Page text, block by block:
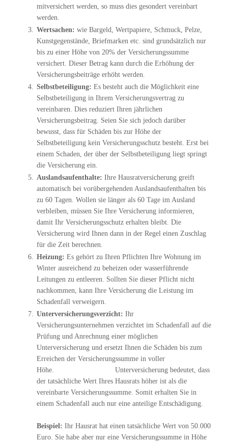
mitversichert werden, so muss dies gesondert vereinbart
werden.
Wertsachen: wie Bargeld, Wertpapiere, Schmuck, Pelze,
Kunstgegenstände, Briefmarken etc. sind grundsätzlich nur
bis zu einer Höhe von 20% der Versicherungssumme
versichert. Dieser Betrag kann durch die Erhöhung der
Versicherungsbeiträge erhöht werden.
Selbstbeteiligung: Es besteht auch die Möglichkeit eine
Selbstbeteiligung in Ihrem Versicherungsvertrag zu
vereinbaren. Dies reduziert Ihren jährlichen
Versicherungsbeitrag. Seien Sie sich jedoch darüber
bewusst, dass für Schäden bis zur Höhe der
Selbstbeteiligung kein Versicherungsschutz besteht. Erst bei
einem Schaden, der über der Selbstbeteiligung liegt springt
die Versicherung ein.
Auslandsaufenthalte: Ihre Hausratversicherung greift
automatisch bei vorübergehenden Auslandsaufenthalten bis
zu 60 Tagen. Wollen sie länger als 60 Tage im Ausland
verbleiben, müssen Sie Ihre Versicherung informieren,
damit Ihr Versicherungsschutz erhalten bleibt. Die
Versicherung wird Ihnen dann in der Regel einen Zuschlag
für die Zeit berechnen.
Heizung: Es gehört zu Ihren Pflichten Ihre Wohnung im
Winter ausreichend zu beheizen oder wasserführende
Leitungen zu entleeren. Sollten Sie dieser Pflicht nicht
nachkommen, kann Ihre Versicherung die Leistung im
Schadenfall verweigern.
Unterversicherungsverzicht: Ihr
Versicherungsunternehmen verzichtet im Schadenfall auf die
Prüfung und Anrechnung einer möglichen
Unterversicherung und ersetzt Ihnen die Schäden bis zum
Erreichen der Versicherungssumme in voller
Höhe. Unterversicherung bedeutet, dass
der tatsächliche Wert Ihres Hausrats höher ist als die
vereinbarte Versicherungssumme. Somit erhalten Sie in
einem Schadenfall auch nur eine anteilige Entschädigung.
Beispiel: Ihr Hausrat hat einen tatsächliche Wert von 50.000
Euro. Sie habe aber nur eine Versicherungssumme in Höhe